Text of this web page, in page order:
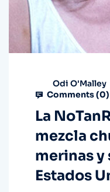
Odi O'Malley
Comments (0)
La
mezcla
merinas y
Estados